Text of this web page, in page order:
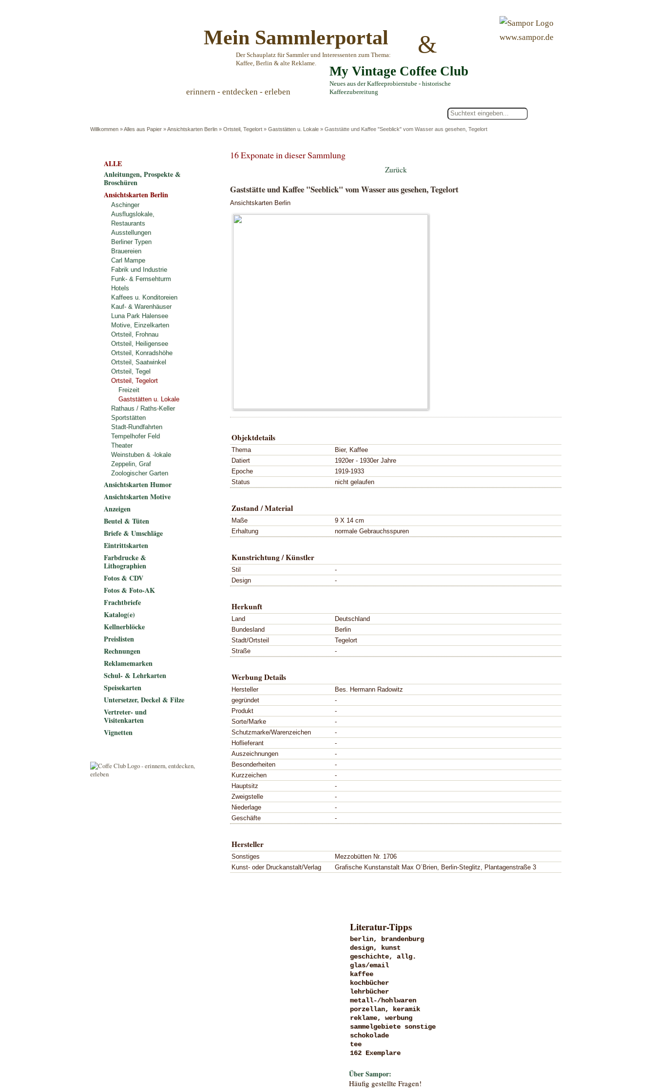
Mein Sammlerportal
Der Schauplatz für Sammler und Interessenten zum Thema:
Kaffee, Berlin & alte Reklame.
&
My Vintage Coffee Club
Neues aus der Kaffeeprobierstube - historische
Kaffeezubereitung
www.sampor.de
erinnern - entdecken - erleben
Willkommen »Alles aus Papier »Ansichtskarten Berlin » Ortsteil, Tegelort » Gaststätten u. Lokale » Gaststätte und Kaffee "Seeblick" vom Wasser aus gesehen, Tegelort
16 Exponate in dieser Sammlung
Zurück
Gaststätte und Kaffee "Seeblick" vom Wasser aus gesehen, Tegelort
Ansichtskarten Berlin
Objektdetails
Thema
Bier, Kaffee
Datiert
1920er - 1930er Jahre
Epoche
1919-1933
Status
nicht gelaufen
Zustand / Material
Maße
9 X 14 cm
Erhaltung
normale Gebrauchsspuren
Kunstrichtung / Künstler
Stil
-
Design
-
Herkunft
Land
Deutschland
Bundesland
Berlin
Stadt/Ortsteil
Tegelort
Straße
-
Werbung Details
Hersteller
Bes. Hermann Radowitz
gegründet
-
Produkt
-
Sorte/Marke
-
Schutzmarke/Warenzeichen
-
Hoflieferant
-
Auszeichnungen
-
Besonderheiten
-
Kurzzeichen
-
Hauptsitz
-
Zweigstelle
-
Niederlage
-
Geschäfte
-
Hersteller
Sonstiges
Mezzobütten Nr. 1706
Kunst- oder Druckanstalt/Verlag
Grafische Kunstanstalt Max O´Brien, Berlin-Steglitz, Plantagenstraße 3
ALLE
Anleitungen, Prospekte &
Broschüren
Ansichtskarten Berlin
Aschinger
Ausflugslokale,
Restaurants
Ausstellungen
Berliner Typen
Brauereien
Carl Mampe
Fabrik und Industrie
Funk- & Fernsehturm
Hotels
Kaffees u. Konditoreien
Kauf- & Warenhäuser
Luna Park Halensee
Motive, Einzelkarten
Ortsteil, Frohnau
Ortsteil, Heiligensee
Ortsteil, Konradshöhe
Ortsteil, Saatwinkel
Ortsteil, Tegel
Ortsteil, Tegelort
Freizeit
Gaststätten u. Lokale
Rathaus / Raths-Keller
Sportstätten
Stadt-Rundfahrten
Tempelhofer Feld
Theater
Weinstuben & -lokale
Zeppelin, Graf
Zoologischer Garten
Ansichtskarten Humor
Ansichtskarten Motive
Anzeigen
Beutel & Tüten
Briefe & Umschläge
Eintrittskarten
Farbdrucke &
Lithographien
Fotos & CDV
Fotos & Foto-AK
Frachtbriefe
Katalog(e)
Kellnerblöcke
Preislisten
Rechnungen
Reklamemarken
Schul- & Lehrkarten
Speisekarten
Untersetzer, Deckel & Filze
Vertreter- und
Visitenkarten
Vignetten
Literatur-Tipps
berlin, brandenburg
design, kunst
geschichte, allg.
glas/email
kaffee
kochbücher
lehrbücher
metall-/hohlwaren
porzellan, keramik
reklame, werbung
sammelgebiete sonstige
schokolade
tee
162 Exemplare
Über Sampor:
Häufig gestellte Fragen!